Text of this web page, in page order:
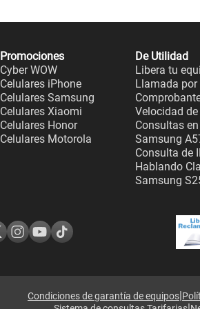
Promociones
Cyber WOW
Celulares iPhone
Celulares Samsung
Celulares Xiaomi
Celulares Honor
Celulares Motorola
De Utilidad
Libera tu
Llamada
Velocidad
Consultas
Samsung
Consulta de
Hablando
Samsung
Condiciones de garantía de equipos|